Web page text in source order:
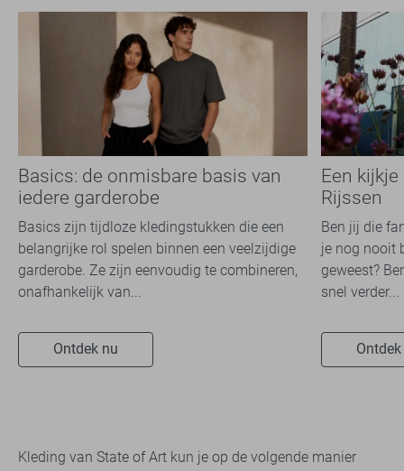
Basics: de onmisbare basis van
iedere garderobe
Basics zijn tijdloze kledingstukken die een
belangrijke rol spelen binnen een veelzijdige
garderobe. Ze zijn eenvoudig te combineren,
onafhankelijk van...
Ontdek nu
Een
Rijssen
Ben jij die
je nog nooit
geweest?
snel verder...
Kleding van State of Art kun je op de volgende manier